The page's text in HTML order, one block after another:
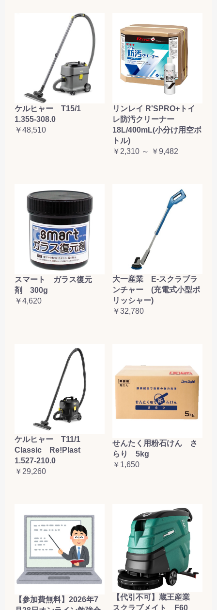
ケルヒャー T15/1
1.355-308.0
￥48,510
リンレイ R'SPRO+トイ
レ防汚クリーナー
18L/400mL(小分け用空ボ
トル)
￥2,310 ～ ￥9,482
スマート ガラス復元
剤 300g
￥4,620
大一産業 E-スクラブラ
ンチャー (充電式小型ポ
リッシャー)
￥32,780
ケルヒャー T11/1
Classic Re!Plast
1.527-210.0
￥29,260
せんたく用粉石けん さ
らり 5kg
￥1,650
【参加費無料】2026年7
【代引不可】蔵王産業
スクラブメイト F60